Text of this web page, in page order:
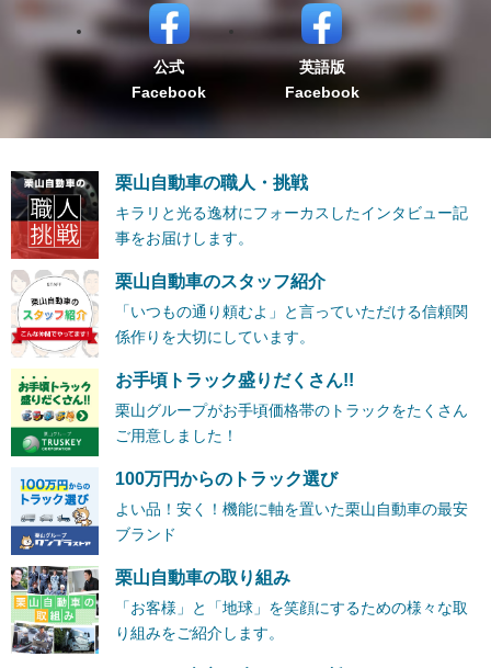
公式
Facebook
英語版
Facebook
栗山自動車の職人・挑戦
キラリと光る逸材にフォーカスしたインタビュー記
事をお届けします。
栗山自動車のスタッフ紹介
「いつもの通り頼むよ」と言っていただける信頼関
係作りを大切にしています。
お手頃トラック盛りだくさん!!
栗山グループがお手頃価格帯のトラックをたくさん
ご用意しました！
100万円からのトラック選び
よい品！安く！機能に軸を置いた栗山自動車の最安
ブランド
栗山自動車の取り組み
「お客様」と「地球」を笑顔にするための様々な取
り組みをご紹介します。